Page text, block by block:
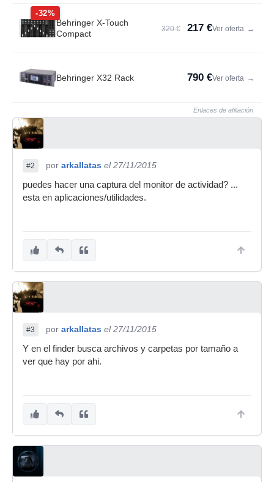
-32%
Behringer X-Touch
Compact
320 € 217 €Ver oferta →
Behringer X32 Rack 790 €Ver oferta →
Enlaces de afiliación
#2 por arkallatas el 27/11/2015
puedes hacer una captura del monitor de actividad? ...
esta en aplicaciones/utilidades.
#3 por arkallatas el 27/11/2015
Y en el finder busca archivos y carpetas por tamaño a
ver que hay por ahi.